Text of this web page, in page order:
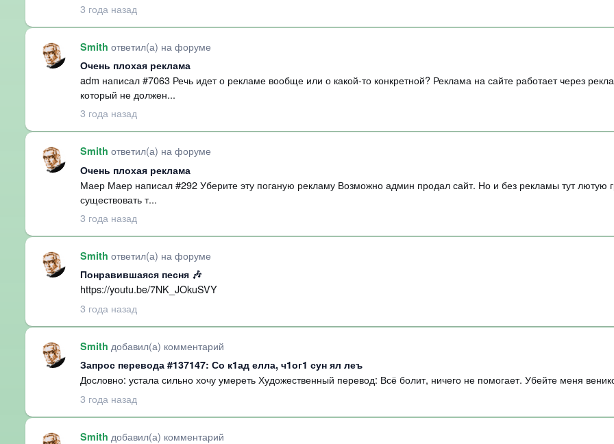
3 года назад
Smith ответил(а) на форуме
Очень плохая реклама
adm написал #7063 Речь идет о рекламе вообще или о какой-то конкретной? Реклама на сайте работает через
который не должен...
3 года назад
Smith ответил(а) на форуме
Очень плохая реклама
Маер Маер написал #292 Уберите эту поганую рекламу Возможно админ продал сайт. Но и без рекламы тут лютую
существовать т...
3 года назад
Smith ответил(а) на форуме
Понравившаяся песня 🎶
https://youtu.be/7NK_JOkuSVY
3 года назад
Smith добавил(а) комментарий
Запрос перевода #137147: Со к1ад елла, ч1ог1 сун ял леъ
Дословно: устала сильно хочу умереть Художественный перевод: Всё болит, ничего не помогает. Убейте меня
3 года назад
Smith добавил(а) комментарий